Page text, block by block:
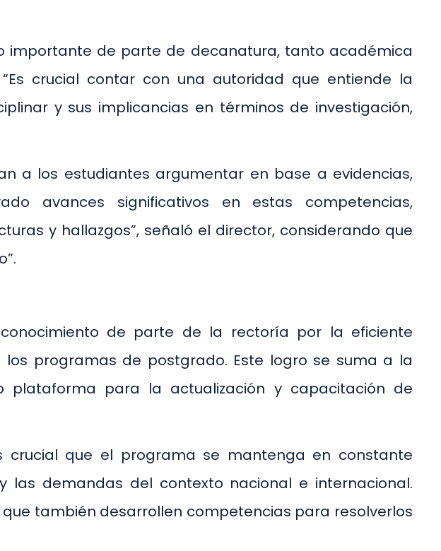
importante de parte de decanatura, tanto académica
crucial contar con una autoridad que entiende la
y sus implicancias en términos de investigación,
a los estudiantes argumentar en base a evidencias,
avances significativos en estas competencias,
y hallazgos”, señaló el director, considerando que
de parte de la rectoría por la eficiente
programas de postgrado. Este logro se suma a la
plataforma para la actualización y capacitación de
crucial que el programa se mantenga en constante
las demandas del contexto nacional e internacional.
también desarrollen competencias para resolverlos